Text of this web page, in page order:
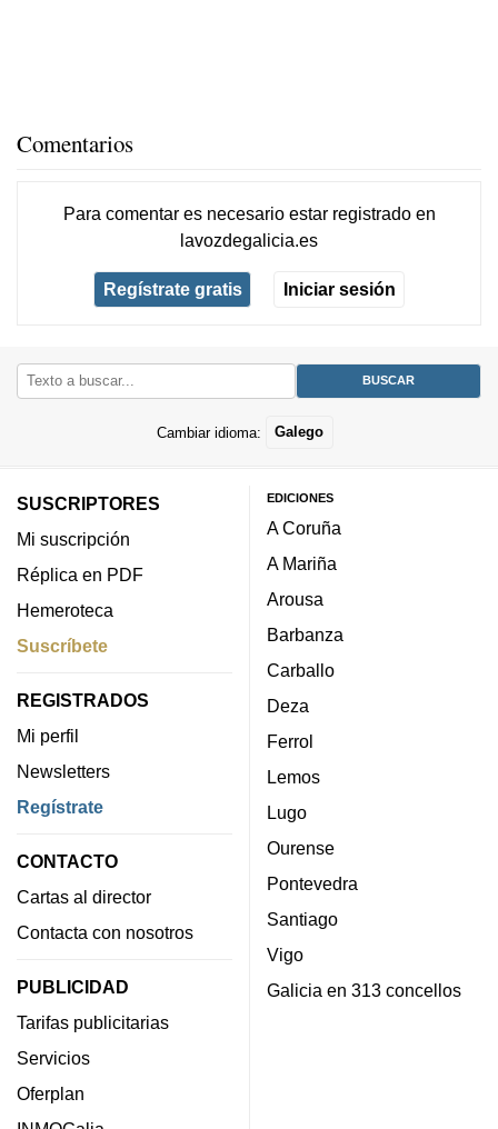
Comentarios
Para comentar es necesario estar registradoen
lavozdegalicia.es
Regístrate gratis Iniciar sesión
Cambiar idioma: Galego
SUSCRIPTORES
Mi suscripción
Réplica en PDF
Hemeroteca
Suscríbete
REGISTRADOS
Mi perfil
Newsletters
Regístrate
CONTACTO
Cartas al director
Contacta con nosotros
PUBLICIDAD
Tarifas publicitarias
Servicios
Oferplan
EDICIONES
A Coruña
A Mariña
Arousa
Barbanza
Carballo
Deza
Ferrol
Lemos
Lugo
Ourense
Pontevedra
Santiago
Vigo
Galicia en 313 concellos